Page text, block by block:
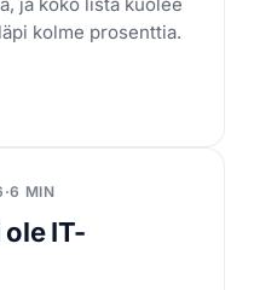
kolme prosenttia.
·6 MIN
IT-